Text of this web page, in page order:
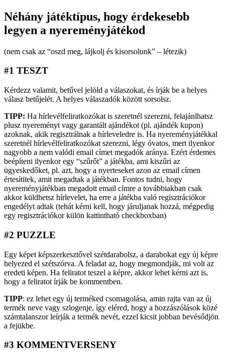
Néhány játéktípus, hogy érdekesebb
legyen a nyereményjátékod
(nem csak az “oszd meg, lájkolj és kisorsolunk” – létezik)
#1 TESZT
Kérdezz valamit, betűvel jelöld a válaszokat, és írják be a helyes
válasz betűjelét. A helyes válaszadók között sorsolsz.
TIPP: Ha hírlevélfeliratkozókat is szeretnél szerezni, felajánlhatsz
plusz nyereményt vagy garantált ajándékot (pl. ajándék kupon)
azoknak, akik regisztrálnak a hírleveledre is. Ha nyereményjátékkal
szeretnél hírlevélfeliratkozókat szerezni, légy óvatos, mert ilyenkor
nagyobb a nem valódi email címet megadók aránya. Ezért érdemes
beépíteni ilyenkor egy “szűrőt” a játékba, ami kiszűri az
ügyeskedőket, pl. azt, hogy a nyerteseket azon az email címen
értesítitek, amit megadtak a játékban. Fontos tudni, hogy
nyereményjátékban megadott email címre a továbbiakban csak
akkor küldhetsz hírlevelet, ha erre a játékba való regisztrációkor
engedélyt adtak (tehát kérni kell, hogy járuljanak hozzá, mégpedig
egy regisztrációkor külön kattintható checkboxban)
#2 PUZZLE
Egy képet képszerkesztővel szétdarabolsz, a darabokat egy új képre
helyezed el szétszórva. A feladat az, hogy megmondják, mi volt az
eredeti képen. Ha feliratot teszel a képre, akkor lehet kérni azt is,
hogy a feliratot írják be kommentben.
TIPP: ez lehet egy új terméked csomagolása, amin rajta van az új
termék neve vagy szlogenje, így eléred, hogy a hozzászólások közé
számtalanszor leírják a termék nevét, ezzel kicsit jobban bevésődjön
a fejükbe.
#3 KOMMENTVERSENY